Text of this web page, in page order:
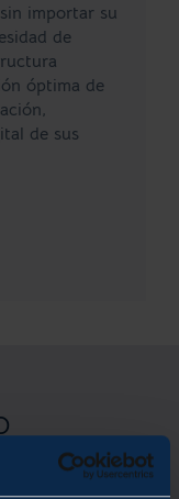
importar su
de
óptima de
de sus